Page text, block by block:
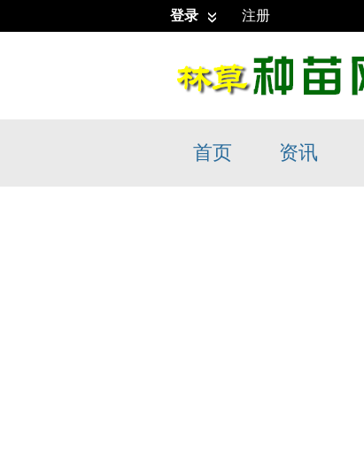
登录 注册
首页 资讯